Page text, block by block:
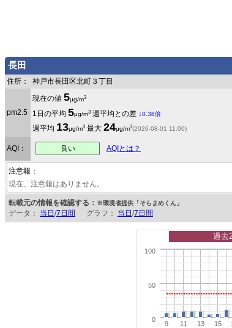
長田
住所： 神戸市長田区北町３丁目
pm2.5
現在の値 5μg/m3
1日の平均 5μg/m3 週平均との差 ↓0.38倍
週平均 13μg/m3 最大 24μg/m3(2026-08-01 11:00)
AQI： 良い AQIとは？
注意報：
現在、注意報はありません。
転載元の情報を確認する： ※環境省提供「そらまめくん」
データ： 当日 /7日間 グラフ： 当日 /7日間
9 11 13 15
0
50
100
過去